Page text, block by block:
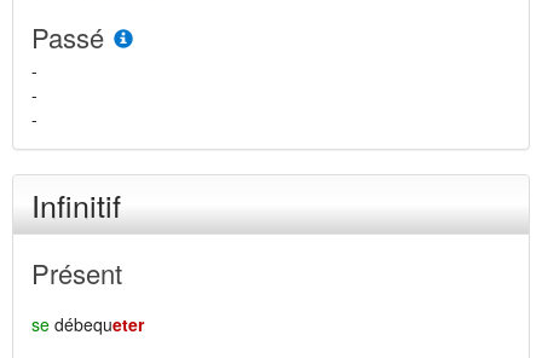
Passé
-
-
-
Infinitif
Présent
se débequeter